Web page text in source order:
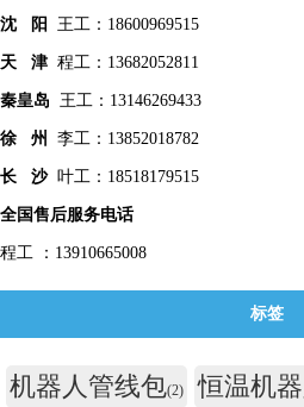
沈 阳 王工：18600969515
天 津 程工：13682052811
秦皇岛 王工：13146269433
徐 州 李工：13852018782
长 沙叶工：18518179515
全国售后服务电话
程工 ：13910665008
标签
机器人管线包(2) 恒温机